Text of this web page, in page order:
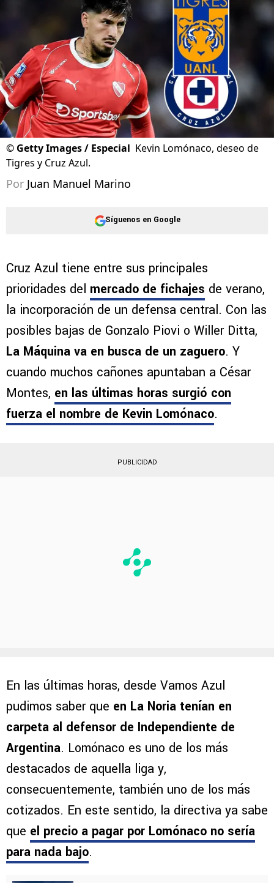
© Getty Images / Especial Kevin Lomónaco, deseo de
Tigres y Cruz Azul.
Por Juan Manuel Marino
Síguenos en Google
Cruz Azul tiene entre sus principales
prioridades del mercado de fichajes de verano,
la incorporación de un defensa central. Con las
posibles bajas de Gonzalo Piovi o Willer Ditta,
La Máquina va en busca de un zaguero. Y
cuando muchos cañones apuntaban a César
Montes, en las últimas horas surgió con
fuerza el nombre de Kevin Lomónaco.
PUBLICIDAD
En las últimas horas, desde Vamos Azul
pudimos saber que en La Noria tenían en
carpeta al defensor de Independiente de
Argentina. Lomónaco es uno de los más
destacados de aquella liga y,
consecuentemente, también uno de los más
cotizados. En este sentido, la directiva ya sabe
que el precio a pagar por Lomónaco no sería
para nada bajo.